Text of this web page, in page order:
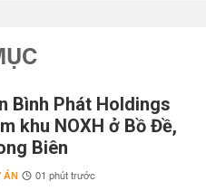
Bình Phát Holdings
khu NOXH ở Bồ Đề,
Biên
ÁN 01 phút trước